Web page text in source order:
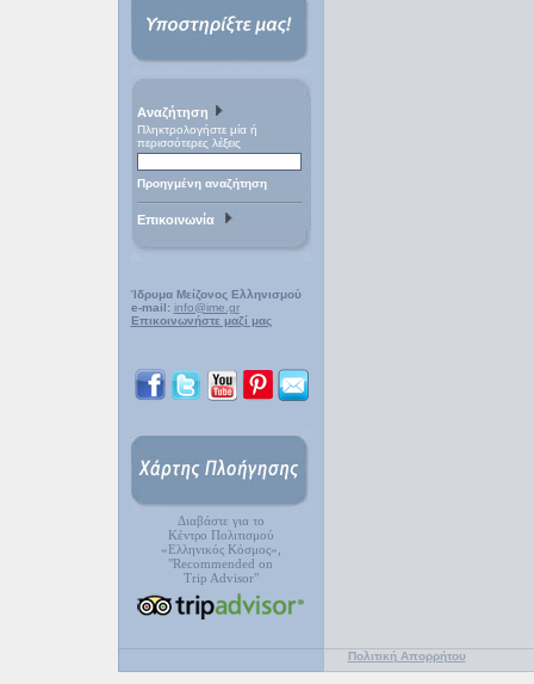
Αναζήτηση
Πληκτρολογήστε μία ή
περισσότερες λέξεις
Προηγμένη αναζήτηση
Επικοινωνία
Ίδρυμα Μείζονος Ελληνισμού
e-mail: info@ime.gr
Επικοινωνήστε μαζί μας
Διαβάστε για το
Κέντρο Πολιτισμού
«Ελληνικός Κόσμος»,
"Recommended on
Trip Advisor"
Πολιτική Απορρήτου